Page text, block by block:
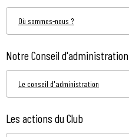
Où sommes-nous ?
Notre Conseil d'administration
Le conseil d'administration
Les actions du Club